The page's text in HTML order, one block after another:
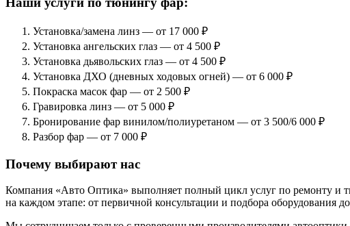
Установка/замена линз — от 17 000 ₽
Установка ангельских глаз — от 4 500 ₽
Установка дьявольских глаз — от 4 500 ₽
Установка ДХО (дневных ходовых огней) — от 6 000 ₽
Покраска масок фар — от 2 500 ₽
Гравировка линз — от 5 000 ₽
Бронирование фар винилом/полиуретаном — от 3 500/6 000 ₽
Разбор фар — от 7 000 ₽
Почему выбирают нас
Компания «Авто Оптика» выполняет полный цикл услуг по ремонту и
на каждом этапе: от первичной консультации и подбора оборудования